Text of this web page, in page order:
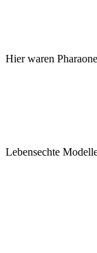
Hier waren
Lebensechte